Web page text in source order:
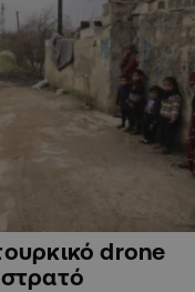
drone